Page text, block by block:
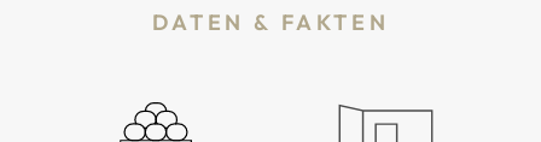
DATEN & FAKTEN